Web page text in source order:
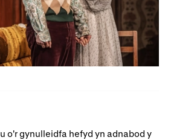
o'r gynulleidfa hefyd yn adnabod y